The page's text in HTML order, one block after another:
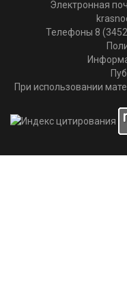
Электронная
Телефоны 8
При использовании